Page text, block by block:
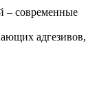
– современные
адгезивов,